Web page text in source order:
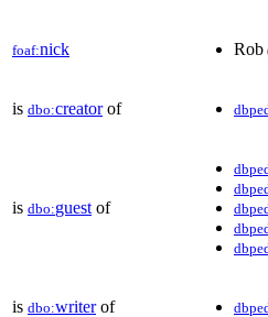
foaf:nick Rob
is dbo:creatorof
is dbo:guest of
is dbo:writerof